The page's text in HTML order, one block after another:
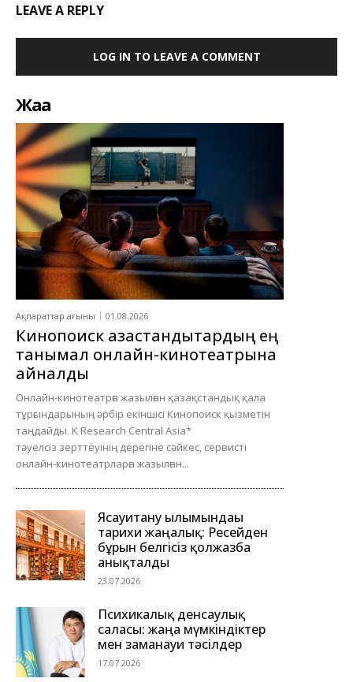
LEAVE A REPLY
LOG IN TO LEAVE A COMMENT
Жаңа
Ақпараттар ағыны 01.08.2026
Кинопоиск қазақстандықтардың ең
танымал онлайн-кинотеатрына
айналды
Онлайн-кинотеатрға жазылған қазақстандық қала
тұрғындарының әрбір екіншісі Кинопоиск қызметін
таңдайды. K Research Central Asia*
тәуелсіз зерттеуінің дерегіне сәйкес, сервисті
онлайн-кинотеатрларға жазылған...
Ясауитану ғылымындағы
тарихи жаңалық: Ресейден
бұрын белгісіз қолжазба
анықталды
23.07.2026
Психикалық денсаулық
саласы: жаңа мүмкіндіктер
мен заманауи тәсілдер
17.07.2026